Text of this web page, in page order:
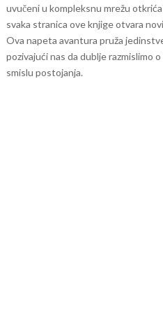
uvučeni u kompleksnu mrežu
svaka stranica ove knjige otvara
Ova napeta avantura pruža
pozivajući nas da dublje razmislimo
smislu postojanja.